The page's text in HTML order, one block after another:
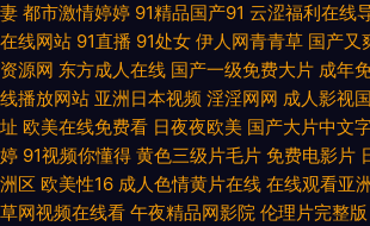
桃影院免费官网入口 午夜理伦三级理论三级 AV性爱
国产 日漫网站 91成人社区电影 国产手机在线人成视
看 在线肏屄视频 国产精品成人一 欧美三级aaa 亚洲
影视 男人资源 亚洲精品国产品 成人免费在线观看视
妻 都市激情婷婷 91精品国产91 云涩福利在线
在线网站 91直播 91处女 伊人网青青草 国产又
资源网 东方成人在线 国产一级免费大片 成年
线播放网站 亚洲日本视频 淫淫网网 成人影视
址 欧美在线免费看 日夜夜欧美 国产大片中文
婷 91视频你懂得 黄色三级片毛片 免费电影片
洲区 欧美性16 成人色情黄片在线 在线观看亚
草网视频在线看 午夜精品网影院 伦理片完整版